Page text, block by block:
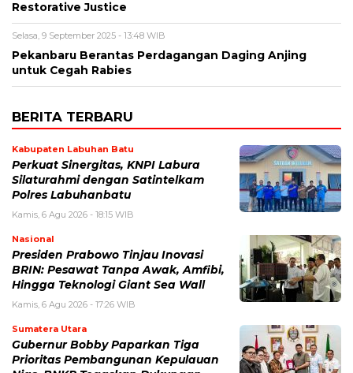
Restorative Justice
Selasa, 9 September 2025 - 13:48 WIB
Pekanbaru Berantas Perdagangan Daging Anjing
untuk Cegah Rabies
BERITA TERBARU
Kabupaten Labuhan Batu
Perkuat Sinergitas, KNPI Labura
Silaturahmi dengan Satintelkam
Polres Labuhanbatu
Kamis, 6 Agu 2026 - 18:15 WIB
Nasional
Presiden Prabowo Tinjau Inovasi
BRIN: Pesawat Tanpa Awak, Amfibi,
Hingga Teknologi Giant Sea Wall
Kamis, 6 Agu 2026 - 17:26 WIB
Sumatera Utara
Gubernur Bobby Paparkan Tiga
Prioritas Pembangunan Kepulauan